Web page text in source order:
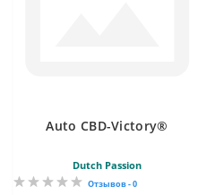
Auto CBD-Victory®
Dutch Passion
Отзывов - 0